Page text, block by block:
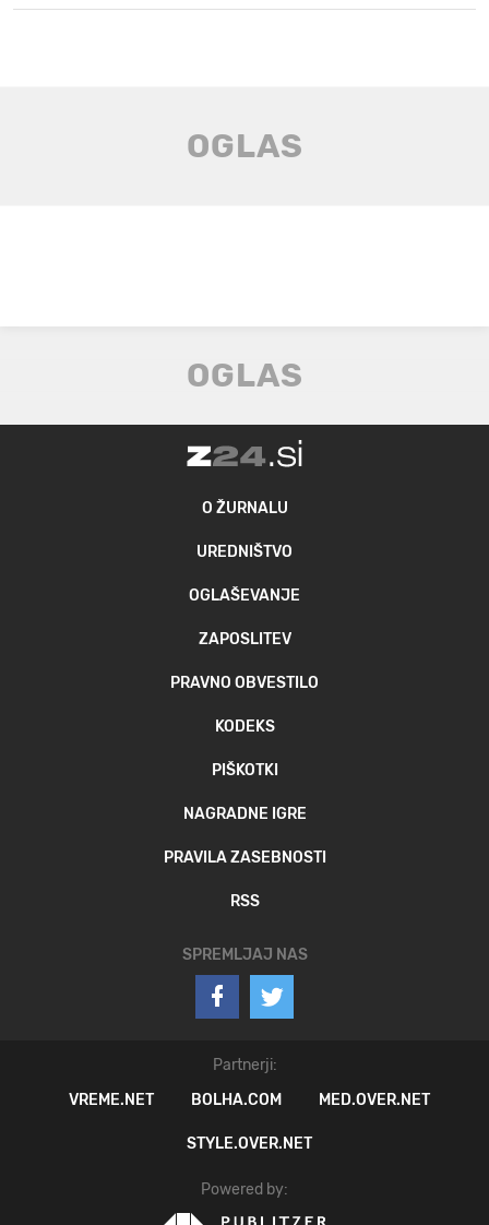
O ŽURNALU
UREDNIŠTVO
OGLAŠEVANJE
ZAPOSLITEV
PRAVNO OBVESTILO
KODEKS
PIŠKOTKI
NAGRADNE IGRE
PRAVILA ZASEBNOSTI
RSS
SPREMLJAJ NAS
Partnerji:
VREME.NET
BOLHA.COM MED.OVER.NET
STYLE.OVER.NET
Powered by: